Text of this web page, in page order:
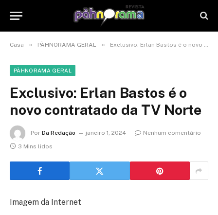
Casa » PÀHNORAMA GERAL » Exclusivo: Erlan Bastos é o novo contratado da TV Norte
PÀHNORAMA GERAL
Exclusivo: Erlan Bastos é o
novo contratado da TV Norte
Por Da Redação janeiro 1, 2024
Nenhum comentário
3 Mins lidos
Imagem da Internet